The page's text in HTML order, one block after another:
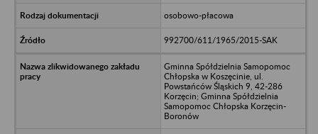
osobowo-płacowa
992700/611/1965/2015-SAK
Gminna Spółdzielnia Samopomoc
Chłopska w Koszęcinie, ul.
Powstańców Śląskich 9, 42-286
Korzęcin; Gminna Spółdzielnia
Samopomoc Chłopska Korzęcin-
Boronów